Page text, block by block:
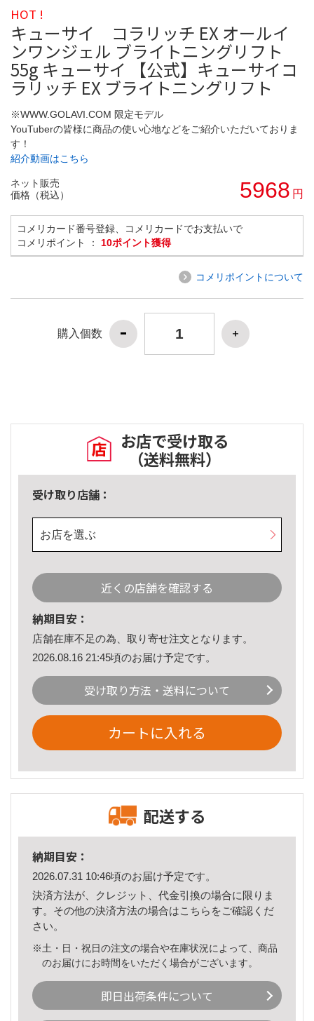
HOT !
キューサイ コラリッチ EX オールイ
ンワンジェル ブライトニングリフト
55g キューサイ 【公式】キューサイコ
ラリッチ EX ブライトニングリフト
※WWW.GOLAVI.COM 限定モデル
YouTuberの皆様に商品の使い心地などをご紹介いただいておりま
す！
紹介動画はこちら
ネット販売
価格（税込）
5968 円
コメリカード番号登録、コメリカードでお支払いで
コメリポイント ： 10ポイント獲得
コメリポイントについて
購入個数
お店で受け取る
（送料無料）
受け取り店舗：
お店を選ぶ
近くの店舗を確認する
納期目安：
店舗在庫不足の為、取り寄せ注文となります。
2026.08.16 21:45頃のお届け予定です。
受け取り方法・送料について
カートに入れる
配送する
納期目安：
2026.07.31 10:46頃のお届け予定です。
決済方法が、クレジット、代金引換の場合に限りま
す。その他の決済方法の場合はこちら をご確認くだ
さい。
※土・日・祝日の注文の場合や在庫状況によって、商品
のお届けにお時間をいただく場合がございます。
即日出荷条件について